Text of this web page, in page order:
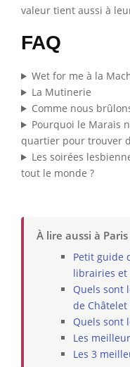
valeur tient aussi à
FAQ
Wet for me à la
La Mutinerie
Comme nous
Pourquoi le Marais
quartier pour trouver
Les soirées
tout le monde ?
À lire aussi à Paris
Petit guide
librairies et
Quels sont
de Châtelet
Quels sont
Les
Les 3